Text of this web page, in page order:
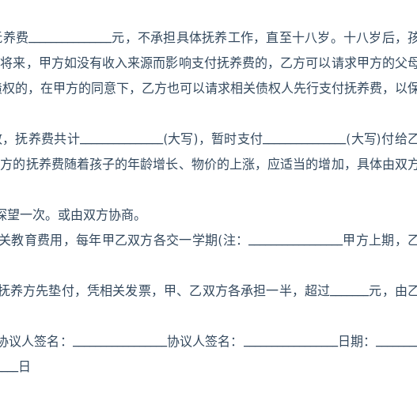
养费_______________元，不承担具体抚养工作，直至十八岁。十八岁后，
来，甲方如没有收入来源而影响支付抚养费的，乙方可以请求甲方的父
的，在甲方的同意下，乙方也可以请求相关债权人先行支付抚养费，以
抚养费共计_______________(大写)，暂时支付_______________(大写)付给
的抚养费随着孩子的年龄增长、物价的上涨，应适当的增加，具体由双
一次。或由双方协商。
育费用，每年甲乙双方各交一学期(注：_________________甲方上期，
养方先垫付，凭相关发票，甲、乙双方各承担一半，超过_______元，由
签名：_________________协议人签名：_________________日期：
日